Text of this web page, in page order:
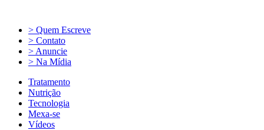
> Quem Escreve
> Contato
> Anuncie
> Na Mídia
Tratamento
Nutrição
Tecnologia
Mexa-se
Vídeos